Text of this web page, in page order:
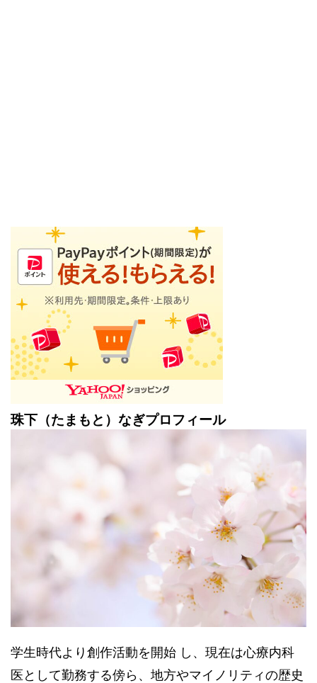
珠下（たまもと）なぎプロフィール
学生時代より創作活動を開始 し、現在は心療内科
医として勤務する傍ら、地方やマイノリティの歴史